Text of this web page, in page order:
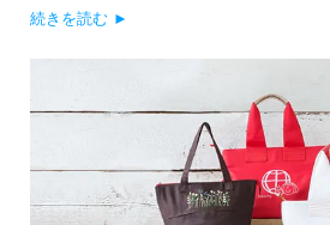
続きを読む ►